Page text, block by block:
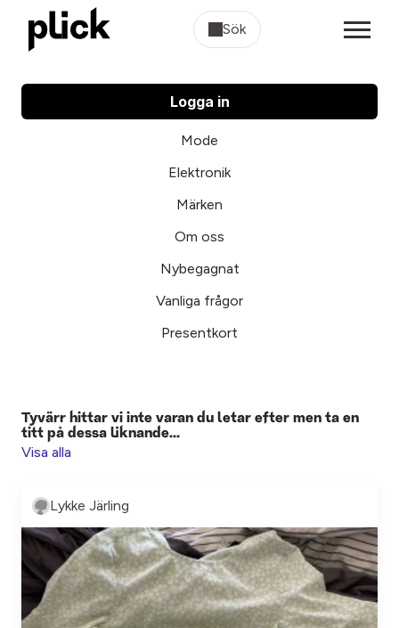
Sök
Logga in
Mode
Elektronik
Märken
Om oss
Nybegagnat
Vanliga frågor
Presentkort
Tyvärr hittar vi inte varan du letar efter men ta en
titt på dessa liknande...
Visa alla
Lykke Järling